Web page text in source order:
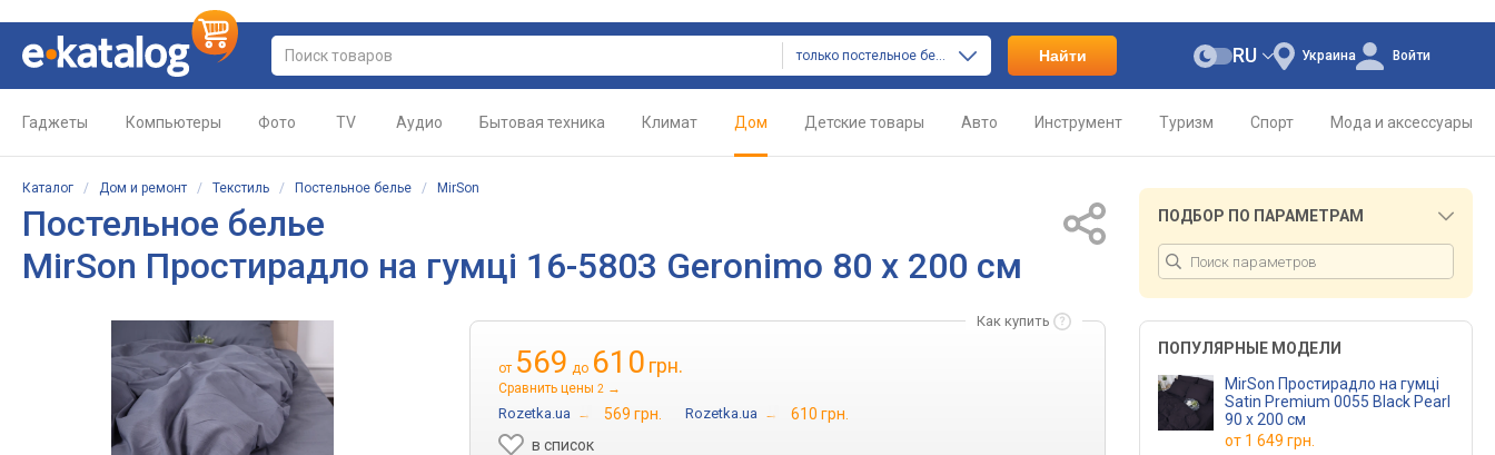
только постельное белье Найти Украина
RU Войти
Гаджеты Компьютеры Фото TV Аудио Бытовая техника Климат Дом Детские товары Авто Инструмент Туризм Спорт Мода и аксессуары
Каталог / Дом и ремонт / Текстиль / Постельное белье / MirSon
Постельное белье
MirSon Простирадло на гумці 16-5803 Geronimo 80 х 200 см
Как купить
от 569 до 610 грн.
Сравнить цены 2 →
Rozetka.ua → 569 грн. Rozetka.ua →
610 грн.
в список
ПОДБОР ПО ПАРАМЕТРАМ
ПОПУЛЯРНЫЕ МОДЕЛИ
MirSon Простирадло на гумці
Satin Premium 0055 Black Pearl
90 х 200 см
от 1 649 грн.